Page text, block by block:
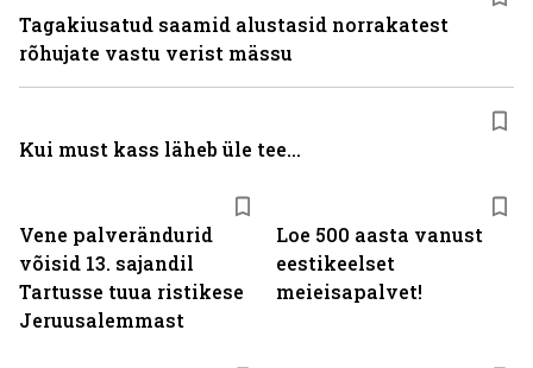
Vene palverändurid
võisid 13. sajandil
Tartusse tuua ristikese
Jeruusalemmast
Loe 500 aasta vanust
eestikeelset
meieisapalvet!
Tagakiusatud saamid alustasid norrakatest
rõhujate vastu verist mässu
Kui must kass läheb üle tee...